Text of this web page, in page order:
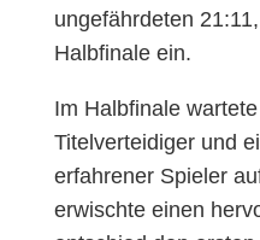
ungefährdeten
Halbfinale ein.
Im Halbfinale
Titelverteidiger und
erfahrener Spieler
erwischte einen